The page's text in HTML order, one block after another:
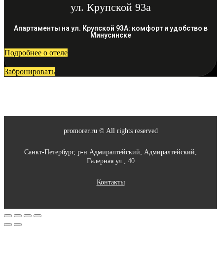
ул. Крупской 93а
Апартаменты на ул. Крупской 93А: комфорт и удобство в
Минусинске
Подробнее о отеле
Забронировать
promorer.ru © All rights reserved
Санкт-Петербург, р-н Адмиралтейский, Адмиралтейский,
Галерная ул., 40
Контакты